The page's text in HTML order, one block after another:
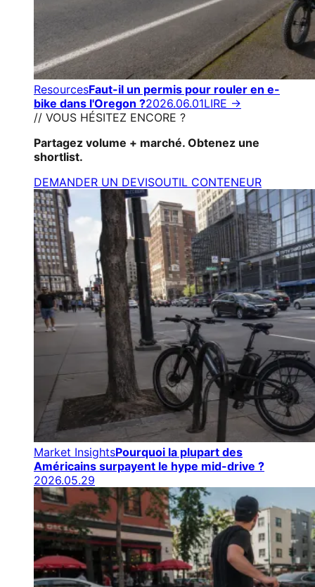
ResourcesFaut-il un permis pour rouler en e-
bike dans l'Oregon ?2026.06.01LIRE →
// VOUS HÉSITEZ ENCORE ?
Partagez volume + marché. Obtenez une
shortlist.
DEMANDER UN DEVISOUTIL CONTENEUR
Market InsightsPourquoi la plupart des
Américains surpayent le hype mid-drive ?
2026.05.29